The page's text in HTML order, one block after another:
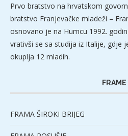
Prvo bratstvo na hrvatskom
bratstvo Franjevačke mladeži –
osnovano je na Humcu 1992.
vrativši se sa studija iz Italije, gdje
okuplja 12 mladih.
FRAME
FRAMA ŠIROKI BRIJEG